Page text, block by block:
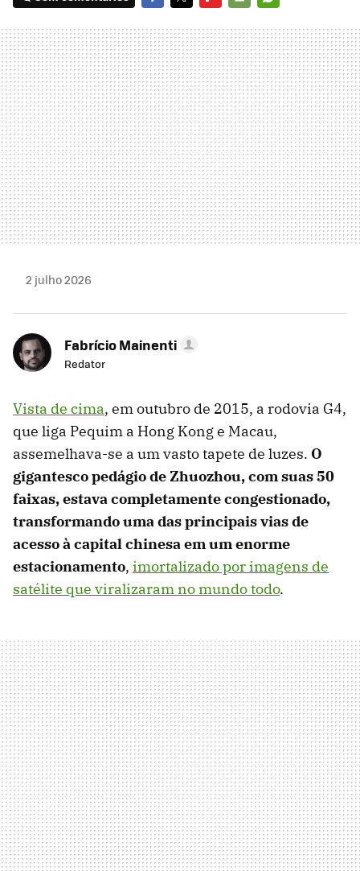
MAIL
2 julho 2026
Fabrício Mainenti
Redator
Vista de cima, em outubro de 2015, a rodovia G4,
que liga Pequim a Hong Kong e Macau,
assemelhava-se a um vasto tapete de luzes. O
gigantesco pedágio de Zhuozhou, com suas 50
faixas, estava completamente congestionado,
transformando uma das principais vias de
acesso à capital chinesa em um enorme
estacionamento, imortalizado por imagens de
satélite que viralizaram no mundo todo.